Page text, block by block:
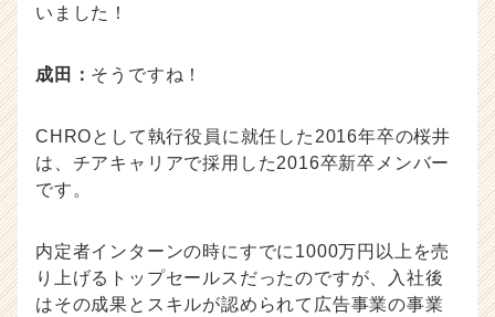
いました！
成田： そうですね！
CHROとして執行役員に就任した2016年卒の桜井
は、チアキャリアで採用した2016卒新卒メンバー
です。
内定者インターンの時にすでに1000万円以上を売
り上げるトップセールスだったのですが、入社後
はその成果とスキルが認められて広告事業の事業